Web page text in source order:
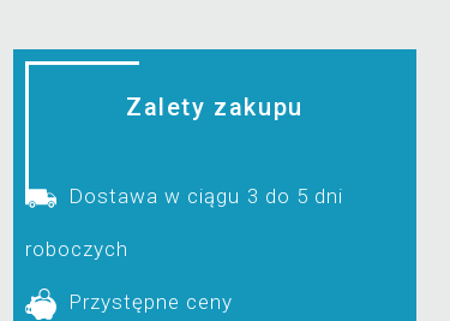
Zalety zakupu
Dostawa w ciągu 3 do 5 dni
roboczych
Przystępne ceny